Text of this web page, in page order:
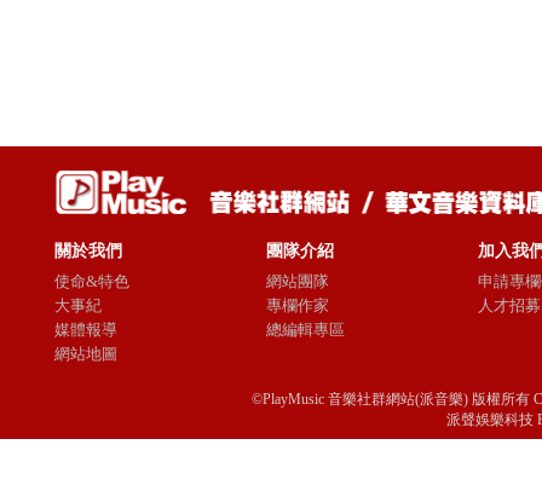
關於我們
使命&特色
大事紀
媒體報導
網站地圖
團隊介紹
網站團隊
專欄作家
總編輯專區
加入我
申請專
人才招募
©PlayMusic 音樂社群網站(派音樂) 版權所有
派聲娛樂科技